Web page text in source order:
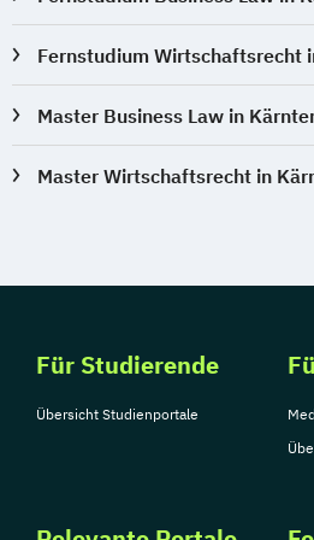
Fernstudium Wirtschaftsrecht
Master Business Law in
Master Wirtschaftsrecht in
Für Studierende
Übersicht Studienportale